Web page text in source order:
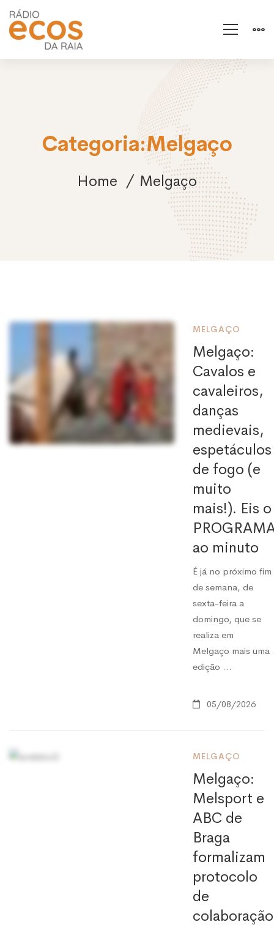
Categoria:Melgaço
Home Melgaço
MELGAÇO
Melgaço:
Cavalos e
cavaleiros,
danças
medievais,
espetáculos
de fogo (e
muito
mais!). Eis o
ao minuto
É já no próximo fim
de semana, de
sexta-feira a
domingo, que se
realiza em
Melgaço mais uma
edição …
05/08/2026
MELGAÇO
Melgaço:
Melsport e
ABC de
Braga
formalizam
protocolo
de
colaboração